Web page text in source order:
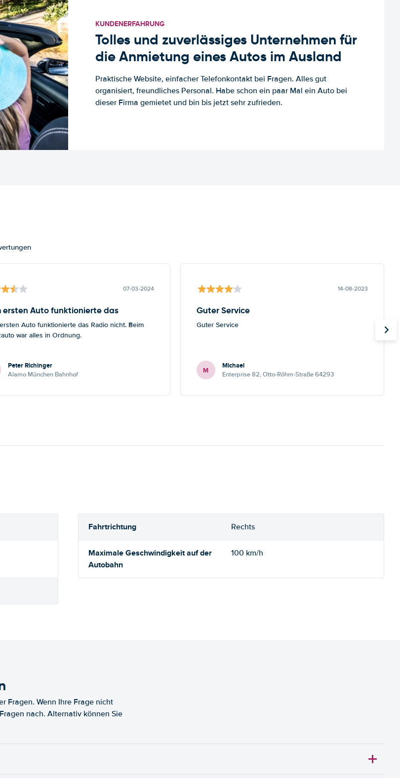
KUNDENERFAHRUNG
Tolles und zuverlässiges Unternehmen für
die Anmietung eines Autos im Ausland
Praktische Website, einfacher Telefonkontakt bei Fragen. Alles gut
organisiert, freundliches Personal. Habe schon ein paar Mal ein Auto bei
dieser Firma gemietet und bin bis jetzt sehr zufrieden.
07-03-2024
ersten Auto funktionierte das
Auto funktionierte das Radio nicht. Beim
war alles in Ordnung.
Peter Richinger
Alamo München Bahnhof
14-08-2023
Guter Service
Guter Service
M Michael
Enterprise 82, Otto-Röhm-Straße 64293
Fahrtrichtung Rechts
Maximale Geschwindigkeit auf der
Autobahn
100 km/h
Fragen. Wenn Ihre Frage nicht
nach. Alternativ können Sie